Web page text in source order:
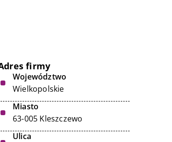
firmy
Województwo
Wielkopolskie
Miasto
63-005 Kleszczewo
Ulica